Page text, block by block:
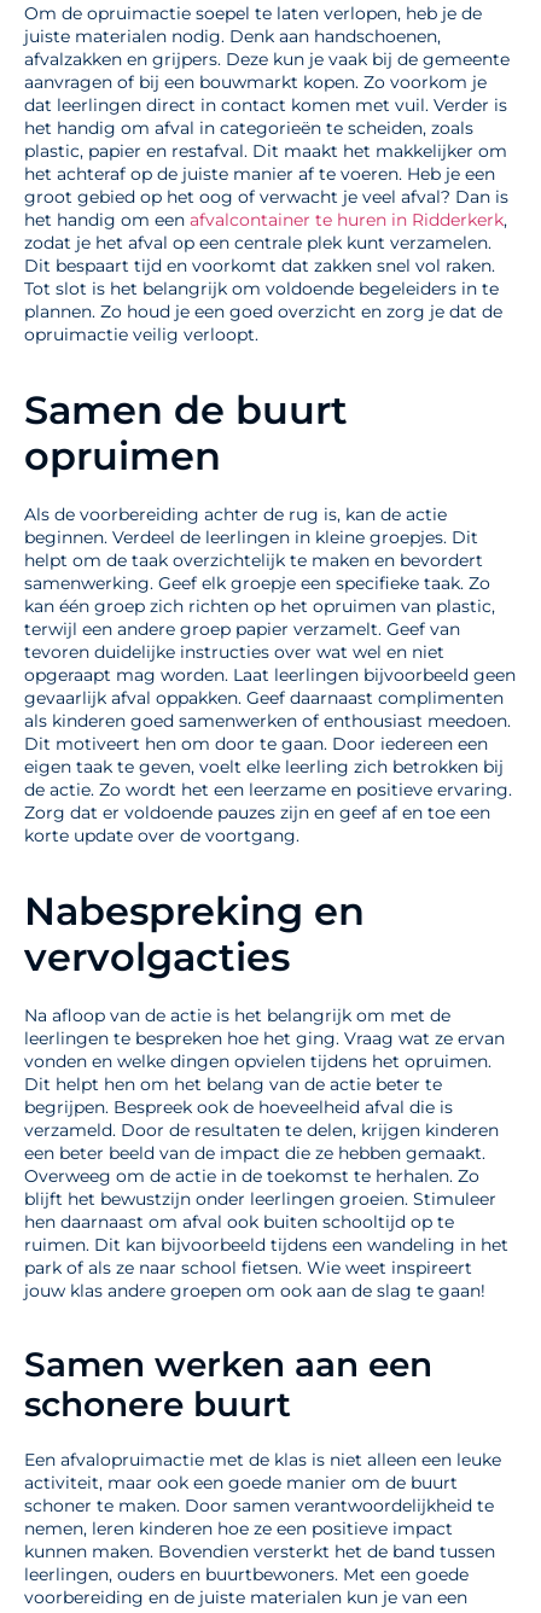
Om de opruimactie soepel te laten verlopen, heb je de
juiste materialen nodig. Denk aan handschoenen,
afvalzakken en grijpers. Deze kun je vaak bij de gemeente
aanvragen of bij een bouwmarkt kopen. Zo voorkom je
dat leerlingen direct in contact komen met vuil. Verder is
het handig om afval in categorieën te scheiden, zoals
plastic, papier en restafval. Dit maakt het makkelijker om
het achteraf op de juiste manier af te voeren. Heb je een
groot gebied op het oog of verwacht je veel afval? Dan is
het handig om een afvalcontainer te huren in Ridderkerk,
zodat je het afval op een centrale plek kunt verzamelen.
Dit bespaart tijd en voorkomt dat zakken snel vol raken.
Tot slot is het belangrijk om voldoende begeleiders in te
plannen. Zo houd je een goed overzicht en zorg je dat de
opruimactie veilig verloopt.
Samen de buurt
opruimen
Als de voorbereiding achter de rug is, kan de actie
beginnen. Verdeel de leerlingen in kleine groepjes. Dit
helpt om de taak overzichtelijk te maken en bevordert
samenwerking. Geef elk groepje een specifieke taak. Zo
kan één groep zich richten op het opruimen van plastic,
terwijl een andere groep papier verzamelt. Geef van
tevoren duidelijke instructies over wat wel en niet
opgeraapt mag worden. Laat leerlingen bijvoorbeeld geen
gevaarlijk afval oppakken. Geef daarnaast complimenten
als kinderen goed samenwerken of enthousiast meedoen.
Dit motiveert hen om door te gaan. Door iedereen een
eigen taak te geven, voelt elke leerling zich betrokken bij
de actie. Zo wordt het een leerzame en positieve ervaring.
Zorg dat er voldoende pauzes zijn en geef af en toe een
korte update over de voortgang.
Nabespreking en
vervolgacties
Na afloop van de actie is het belangrijk om met de
leerlingen te bespreken hoe het ging. Vraag wat ze ervan
vonden en welke dingen opvielen tijdens het opruimen.
Dit helpt hen om het belang van de actie beter te
begrijpen. Bespreek ook de hoeveelheid afval die is
verzameld. Door de resultaten te delen, krijgen kinderen
een beter beeld van de impact die ze hebben gemaakt.
Overweeg om de actie in de toekomst te herhalen. Zo
blijft het bewustzijn onder leerlingen groeien. Stimuleer
hen daarnaast om afval ook buiten schooltijd op te
ruimen. Dit kan bijvoorbeeld tijdens een wandeling in het
park of als ze naar school fietsen. Wie weet inspireert
jouw klas andere groepen om ook aan de slag te gaan!
Samen werken aan een
schonere buurt
Een afvalopruimactie met de klas is niet alleen een leuke
activiteit, maar ook een goede manier om de buurt
schoner te maken. Door samen verantwoordelijkheid te
nemen, leren kinderen hoe ze een positieve impact
kunnen maken. Bovendien versterkt het de band tussen
leerlingen, ouders en buurtbewoners. Met een goede
voorbereiding en de juiste materialen kun je van een